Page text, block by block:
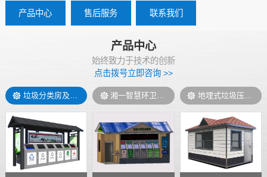
产品中心 售后服务 联系我们
产品中心
始终致力于技术的创新
点击拨号立即咨询 >>
地埋式垃圾压缩机